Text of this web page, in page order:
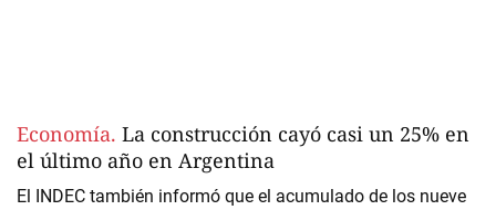
Economía. La construcción cayó casi un 25% en
el último año en Argentina
El INDEC también informó que el acumulado de los nueve